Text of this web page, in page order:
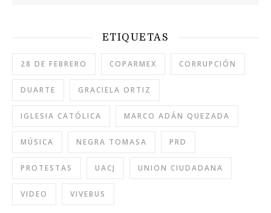
ETIQUETAS
28 DE FEBRERO COPARMEX CORRUPCIÓN
DUARTE GRACIELA ORTIZ
IGLESIA CATÓLICA MARCO ADÁN QUEZADA
MÚSICA NEGRA TOMASA PRD
PROTESTAS UACJ UNION CIUDADANA
VIDEO VIVEBUS